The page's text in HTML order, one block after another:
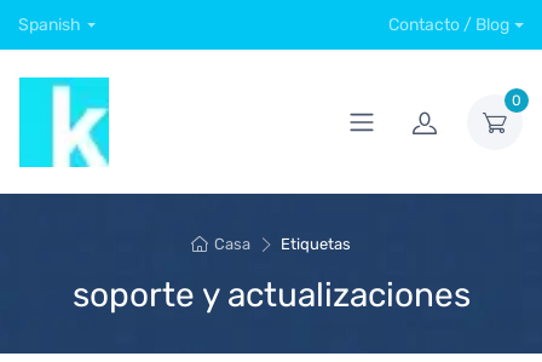
Spanish Contacto / Blog
0
Casa Etiquetas
soporte y actualizaciones